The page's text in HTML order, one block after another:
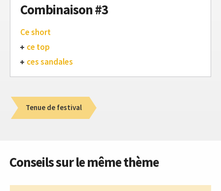
Combinaison #3
Ce short
ce top
ces sandales
Tenue de festival
Conseils sur le même thème